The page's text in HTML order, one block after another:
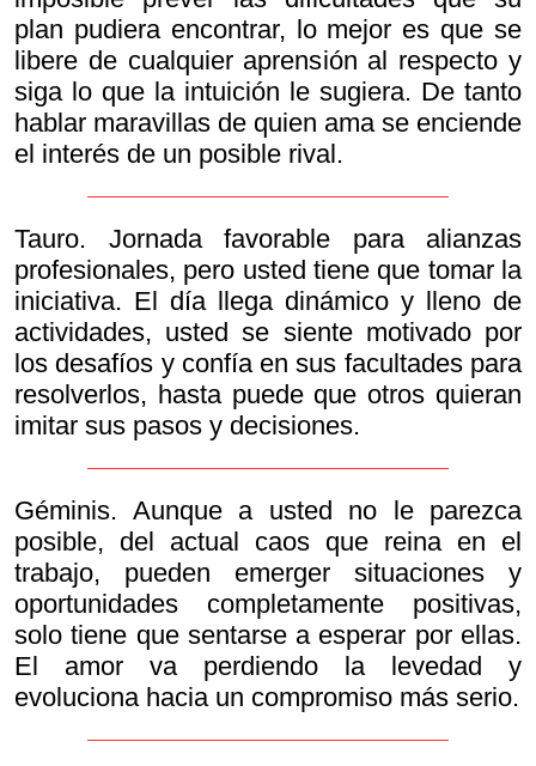
plan pudiera encontrar, lo mejor es que se
libere de cualquier aprensión al respecto y
siga lo que la intuición le sugiera. De tanto
hablar maravillas de quien ama se enciende
el interés de un posible rival.
Tauro. Jornada favorable para alianzas
profesionales, pero usted tiene que tomar la
iniciativa. El día llega dinámico y lleno de
actividades, usted se siente motivado por
los desafíos y confía en sus facultades para
resolverlos, hasta puede que otros quieran
imitar sus pasos y decisiones.
Géminis. Aunque a usted no le parezca
posible, del actual caos que reina en el
trabajo, pueden emerger situaciones y
oportunidades completamente positivas,
solo tiene que sentarse a esperar por ellas.
El amor va perdiendo la levedad y
evoluciona hacia un compromiso más serio.